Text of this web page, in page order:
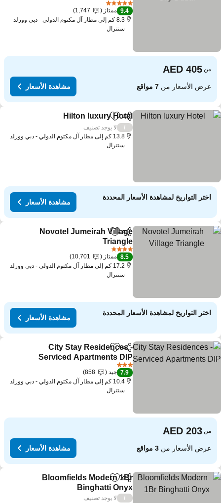
9.4 ممتاز
1,747
8.3 كم إلى مطار آل مكتوم الدولي - دبي وورلد
سنترال
من
عرض الأسعار من7 مواقع مشاهدة الأسعار
مشاركةAdd to favorites
Hilton luxury Hotel
لا يوجد تصنيف
13.8 كم إلى مطار آل مكتوم الدولي - دبي وورلد
سنترال
اختر التواريخ لمشاهدة الأسعار المحددة
مشاهدة الأسعار
مشاركةAdd to favorites
Novotel Jumeirah Village
Triangle
8.5 ممتاز
10,701
17.2 كم إلى مطار آل مكتوم الدولي - دبي وورلد
سنترال
اختر التواريخ لمشاهدة الأسعار المحددة
مشاهدة الأسعار
مشاركةAdd to favorites
City Stay Residences -
Serviced Apartments DIP
7.9 جيد
858
10.4 كم إلى مطار آل مكتوم الدولي - دبي وورلد
سنترال
من
عرض الأسعار من3 مواقع مشاهدة الأسعار
مشاركةAdd to favorites
Bloomfields Modern 1Br
Binghatti Onyx
لا يوجد تصنيف